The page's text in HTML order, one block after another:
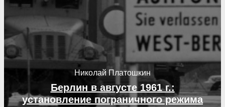
Николай Платошкин
Берлин в августе 1961 г.:
установление пограничного режима